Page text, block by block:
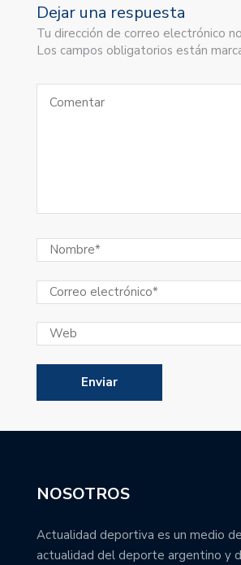
Dejar una respuesta
Tu dirección de correo electrónico
Los campos obligatorios están
NOSOTROS
Actualidad deportiva es un medio
actualidad del deporte argentino y